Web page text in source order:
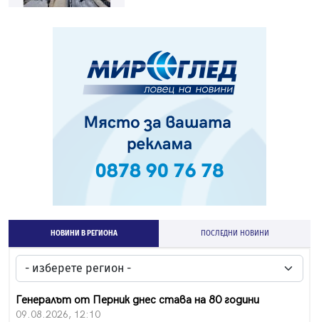
НОВИНИ В РЕГИОНА ПОСЛЕДНИ НОВИНИ
Генералът от Перник днес става на 80 години
09.08.2026, 12:10